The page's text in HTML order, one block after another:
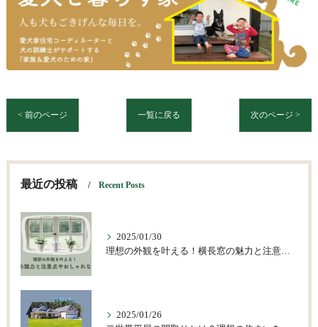
< 前のページ 一覧に戻る 次のページ >
最近の投稿 Recent Posts
2025/01/30
理想の外観を叶える！横長窓の魅力と注意点やおしゃれな活用術
2025/01/26